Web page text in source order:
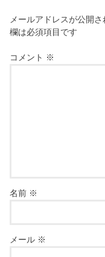
メールアドレスが公開
欄は必須項目です
コメント ※
名前 ※
メール ※